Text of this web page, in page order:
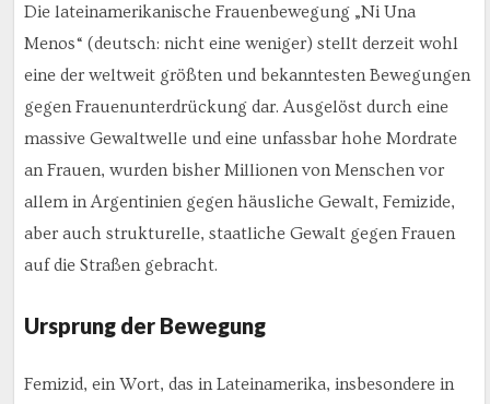
Die lateinamerikanische Frauenbewegung „Ni Una
Menos“ (deutsch: nicht eine weniger) stellt derzeit wohl
eine der weltweit größten und bekanntesten Bewegungen
gegen Frauenunterdrückung dar. Ausgelöst durch eine
massive Gewaltwelle und eine unfassbar hohe Mordrate
an Frauen, wurden bisher Millionen von Menschen vor
allem in Argentinien gegen häusliche Gewalt, Femizide,
aber auch strukturelle, staatliche Gewalt gegen Frauen
auf die Straßen gebracht.
Ursprung der Bewegung
Femizid, ein Wort, das in Lateinamerika, insbesondere in